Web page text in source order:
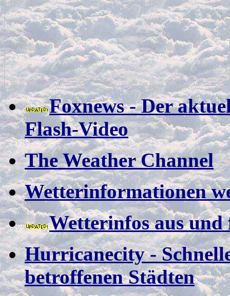
Foxnews - Der
Flash-Video
The Weather Channel
Wetterinformationen
Wetterinfos aus
Hurricanecity -
betroffenen Städten